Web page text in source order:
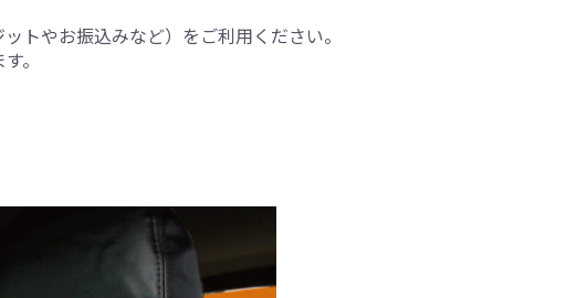
トやお振込みなど）をご利用ください。
。